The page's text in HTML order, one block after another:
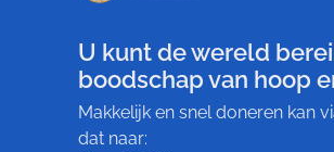
U kunt de wereld
boodschap van hoop
Makkelijk en snel doneren kan
dat naar: